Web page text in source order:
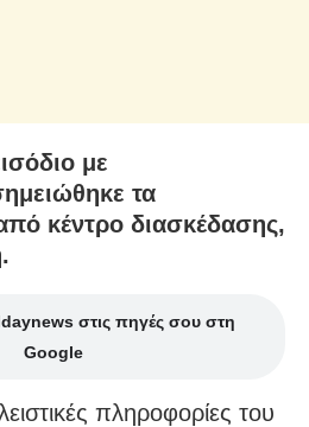
με
τα
κέντρο διασκέδασης,
στις πηγές σου στη
Google
πληροφορίες του